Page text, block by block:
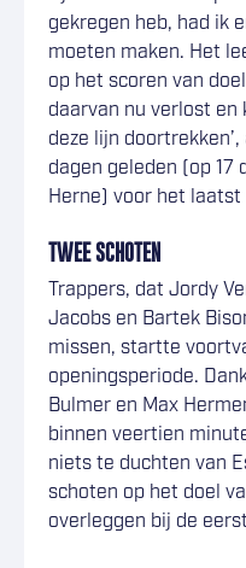
gekregen heb, had ik
moeten maken. Het
op het scoren van
daarvan nu verlost en
deze lijn
dagen geleden (op 17
Herne) voor het laatst
TWEE SCHOTEN
Trappers, dat Jordy
Jacobs en Bartek
missen, startte
openingsperiode.
Bulmer en Max
binnen veertien
niets te duchten van
schoten op het doel
overleggen bij de